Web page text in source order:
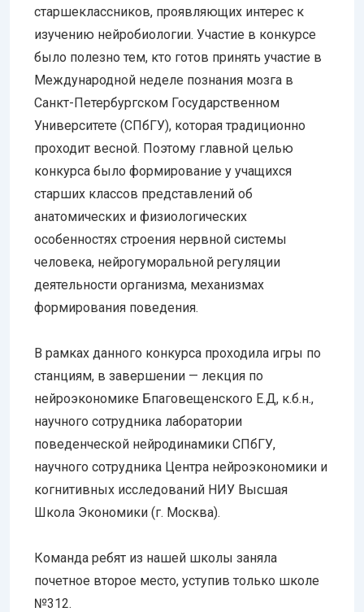
старшеклассников, проявляющих интерес к
изучению нейробиологии. Участие в конкурсе
было полезно тем, кто готов принять участие в
Международной неделе познания мозга в
Санкт-Петербургском Государственном
Университете (СПбГУ), которая традиционно
проходит весной. Поэтому главной целью
конкурса было формирование у учащихся
старших классов представлений об
анатомических и физиологических
особенностях строения нервной системы
человека, нейрогуморальной регуляции
деятельности организма, механизмах
формирования поведения.
В рамках данного конкурса проходила игры по
станциям, в завершении — лекция по
нейроэкономике Бпаговещенского Е.Д, к.б.н.,
научного сотрудника лаборатории
поведенческой нейродинамики СПбГУ,
научного сотрудника Центра нейроэкономики и
когнитивных исследований НИУ Высшая
Школа Экономики (г. Москва).
Команда ребят из нашей школы заняла
почетное второе место, уступив только школе
№312.